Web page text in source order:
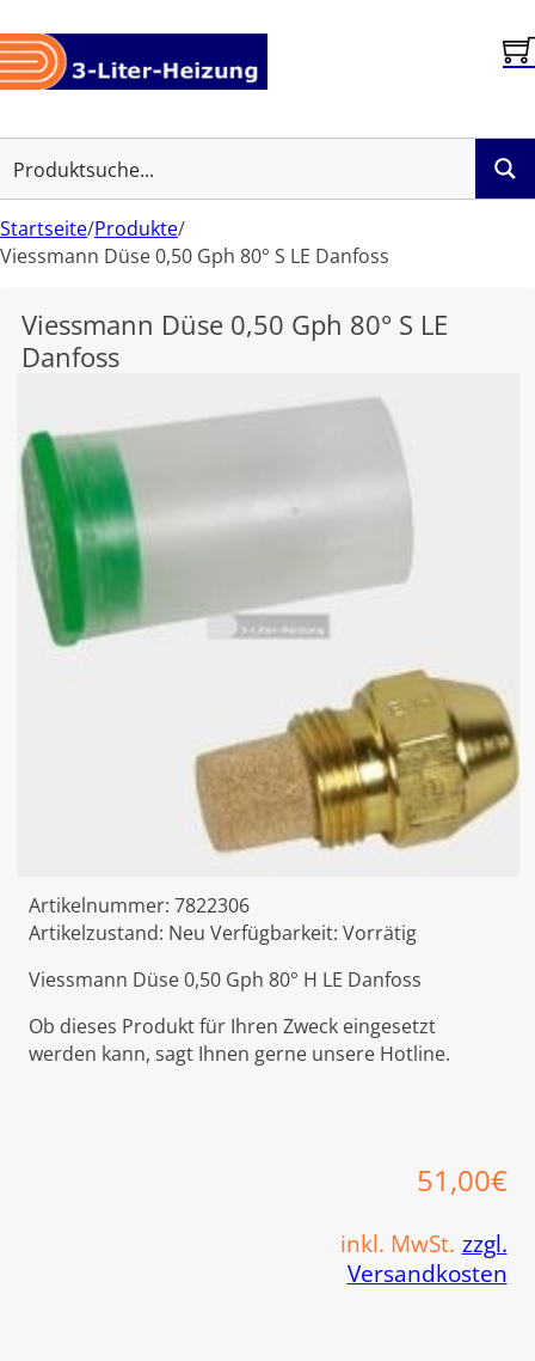
Startseite/Produkte/
Viessmann Düse 0,50 Gph 80° S LE Danfoss
Viessmann Düse 0,50 Gph 80° S LE
Danfoss
Artikelnummer: 7822306
Artikelzustand: Neu Verfügbarkeit: Vorrätig
Viessmann Düse 0,50 Gph 80° H LE Danfoss
Ob dieses Produkt für Ihren Zweck eingesetzt
werden kann, sagt Ihnen gerne unsere Hotline.
51,00€
inkl. MwSt. zzgl.
Versandkosten